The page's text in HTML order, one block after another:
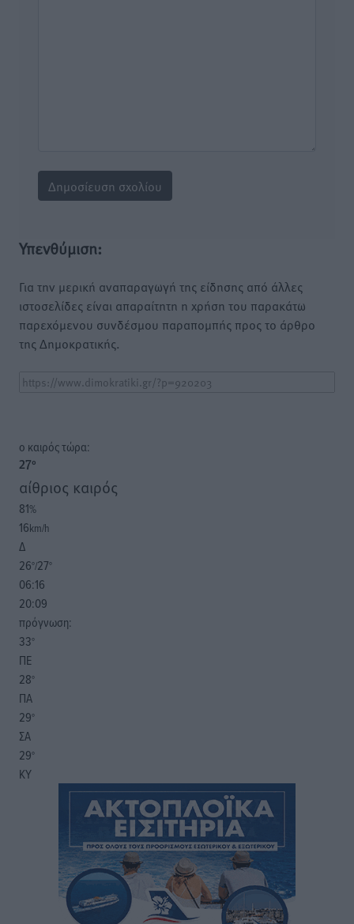
Υπενθύμιση:
Για την μερική αναπαραγωγή της είδησης από άλλες
ιστοσελίδες είναι απαραίτητη η χρήση του παρακάτω
παρεχόμενου συνδέσμου παραπομπής προς το άρθρο
της Δημοκρατικής.
o καιρός τώρα:
27°
αίθριος καιρός
81%
16km/h
Δ
26°/27°
06:16
20:09
πρόγνωση:
33°
ΠΕ
28°
ΠΑ
29°
ΣΑ
29°
ΚΥ